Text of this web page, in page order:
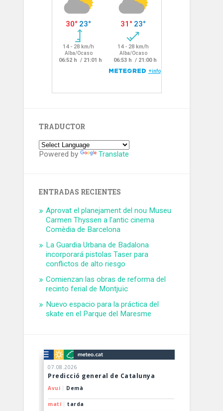
TRADUCTOR
Powered by Translate
ENTRADAS RECIENTES
Aprovat el planejament del nou Museu
Carmen Thyssen a l’antic cinema
Comèdia de Barcelona
La Guardia Urbana de Badalona
incorporará pistolas Taser para
conflictos de alto riesgo
Comienzan las obras de reforma del
recinto ferial de Montjuïc
Nuevo espacio para la práctica del
skate en el Parque del Maresme